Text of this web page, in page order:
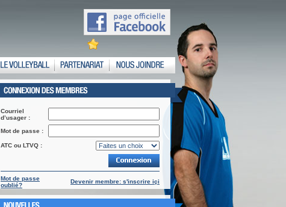
Courriel
d’usager :
Mot de passe :
ATC ou LTVQ :
Mot de passe
oublié?
Devenir membre: s'inscrire içi